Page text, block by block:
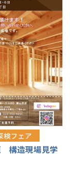
検フェア
構造現場見学